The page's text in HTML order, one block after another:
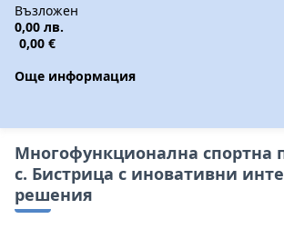
Възложен
0,00 лв.
0,00 €
Още информация
Многофункционална спортна
с. Бистрица с иновативни
решения